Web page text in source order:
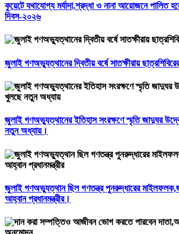
কুয়েটে যথাযোগ্য মর্যাদা,শ্রদ্ধা ও নানা আয়োজনে পালিত
দিবস-২০২৬
জুলাই গণঅভ্যুত্থানের দ্বিতীয় বর্ষে সাতক্ষীরায়
জুলাই গণঅভ্যুত্থানের ইতিহাস সংরক্ষণে স্মৃতি জাদুঘর
নতুন অধ্যায়।
জুলাই গণঅভ্যুত্থান ছিল গণতন্ত্র পুনরুদ্ধারের
আহ্বান প্রধানমন্ত্রীর।